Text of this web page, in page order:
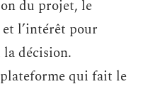
du projet, le
l’intérêt pour
décision.
plateforme qui fait le